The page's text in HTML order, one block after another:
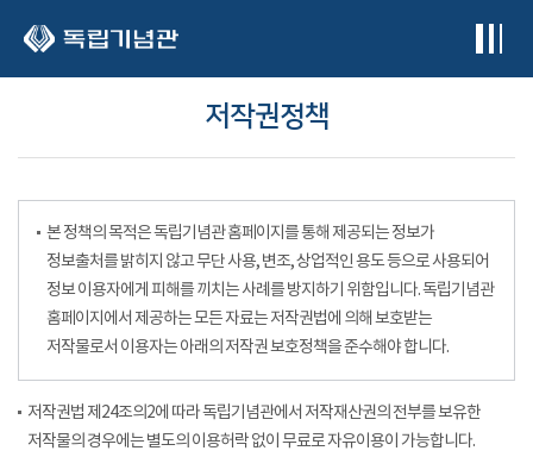
저작권정책
본 정책의 목적은 독립기념관 홈페이지를 통해 제공되는 정보가
정보출처를 밝히지 않고 무단 사용, 변조, 상업적인 용도 등으로 사용되어
정보 이용자에게 피해를 끼치는 사례를 방지하기 위함입니다. 독립기념관
홈페이지에서 제공하는 모든 자료는 저작권법에 의해 보호받는
저작물로서 이용자는 아래의 저작권 보호정책을 준수해야 합니다.
저작권법 제24조의2에 따라 독립기념관에서 저작재산권의 전부를 보유한
저작물의 경우에는 별도의 이용허락 없이 무료로 자유이용이 가능합니다.